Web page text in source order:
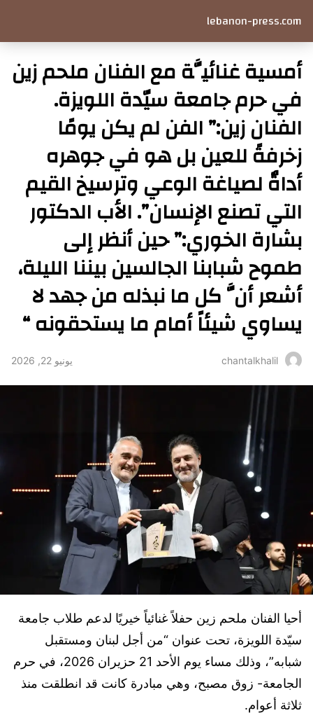
lebanon-press.com
أمسية غنائيَّة مع الفنان ملحم زين
في حرم جامعة سيّدة اللويزة.
الفنان زين:” الفن لم يكن يومًا
زخرفةً للعين بل هو في جوهره
أداةٌ لصياغة الوعي وترسيخ القيم
التي تصنع الإنسان”. الأب الدكتور
بشارة الخوري:” حين أنظر إلى
طموح شبابنا الجالسين بيننا الليلة،
أشعر أنَّ كل ما نبذله من جهد لا
يساوي شيئاً أمام ما يستحقونه “
chantalkhalil يونيو 22, 2026
أحيا الفنان ملحم زين حفلاً غنائياً خيريًا لدعم طلاب جامعة
سيّدة اللويزة، تحت عنوان “من أجل لبنان ومستقبل
شبابه”، وذلك مساء يوم الأحد 21 حزيران 2026، في حرم
الجامعة- زوق مصبح، وهي مبادرة كانت قد انطلقت منذ
ثلاثة أعوام.